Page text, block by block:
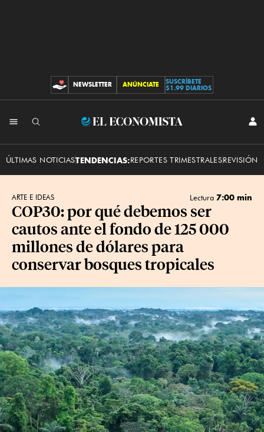
CONTRIBUCIONES
NEWSLETTER ANÚNCIATE
SUSCRÍBETE
$1.99 DIARIOS
El
ÚLTIMAS NOTICIASTENDENCIAS:REPORTES TRIMESTRALESREVISIÓN
ARTE E IDEAS Lectura 7:00 min
COP30: por qué debemos ser
cautos ante el fondo de 125 000
millones de dólares para
conservar bosques tropicales